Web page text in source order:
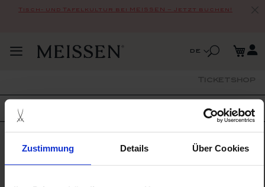
Zustimmung Details Über Cookies
Tisch- und Tafelkultur bei MEISSEN – Jetzt buchen!
Inhalt
Navigation
Sprache
de
Ticketshop
Suche
STARTSEITE
STORE DETAILS IS
CURRENTLY DISABLED.